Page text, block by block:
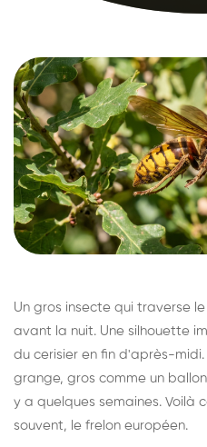
Un gros insecte qui traverse
avant la nuit. Une silhouette
du cerisier en fin d'après-
grange, gros comme un
y a quelques semaines. Voilà
souvent, le frelon européen.